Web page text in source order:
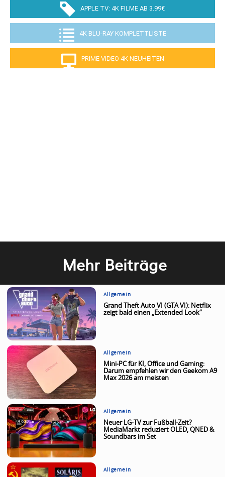
APPLE TV: 4K FILME AB 3.99€
4K BLU-RAY KOMPLETTLISTE
PRIME VIDEO 4K NEUHEITEN
Mehr Beiträge
Allgemein
Grand Theft Auto VI (GTA VI): Netflix
zeigt bald einen „Extended Look“
Allgemein
Mini-PC für KI, Office und Gaming:
Darum empfehlen wir den Geekom A9
Max 2026 am meisten
Allgemein
Neuer LG-TV zur Fußball-Zeit?
MediaMarkt reduziert OLED, QNED &
Soundbars im Set
Allgemein